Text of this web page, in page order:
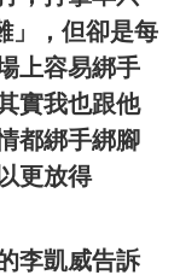
」，但卻是每
上容易綁手
實我也跟他
都綁手綁腳
更放得
李凱威告訴